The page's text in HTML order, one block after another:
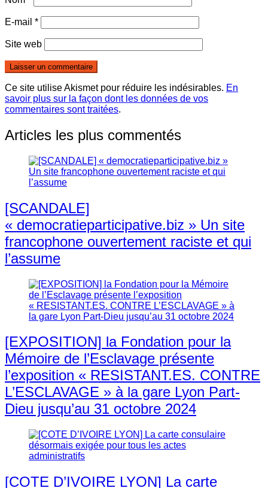
E-mail *
Site web
Ce site utilise Akismet pour réduire les indésirables. En
savoir plus sur la façon dont les données de vos
commentaires sont traitées.
Articles les plus commentés
[SCANDALE]
« democratieparticipative.biz » Un site
francophone ouvertement raciste et qui
l’assume
[EXPOSITION] la Fondation pour la
Mémoire de l’Esclavage présente
l’exposition « RESISTANT.ES. CONTRE
L’ESCLAVAGE » à la gare Lyon Part-
Dieu jusqu’au 31 octobre 2024
[COTE D’IVOIRE LYON] La carte